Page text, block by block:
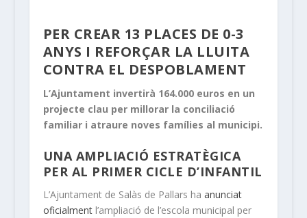
PER CREAR 13 PLACES DE 0-3
ANYS I REFORÇAR LA LLUITA
CONTRA EL DESPOBLAMENT
L’Ajuntament invertirà 164.000 euros en un
projecte clau per millorar la conciliació
familiar i atraure noves famílies al municipi.
UNA AMPLIACIÓ ESTRATÈGICA
PER AL PRIMER CICLE D’INFANTIL
L’Ajuntament de Salàs de Pallars ha anunciat
oficialment l’ampliació de l’escola municipal per